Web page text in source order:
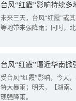
台风“红霞”影响持续
未来三天，台风“红霞”或
等地带来强降雨；同时，
台风“红霞”逼近华南
受台风“红霞”影响，今天
特大暴雨；明天，【湖南
现强降雨。